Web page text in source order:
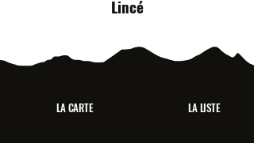
Lincé
LA CARTE LA LISTE